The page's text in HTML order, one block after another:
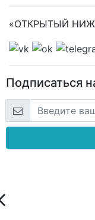
«ОТКРЫТЫЙ
Подписаться